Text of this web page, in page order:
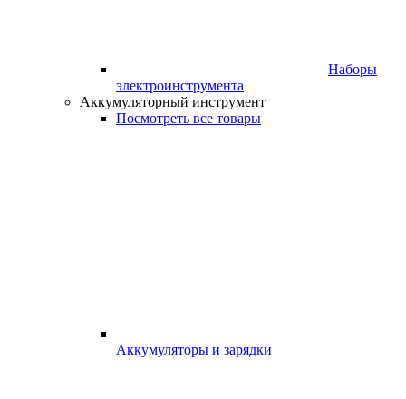
Наборы
электроинструмента
Аккумуляторный инструмент
Посмотреть все товары
Аккумуляторы и зарядки